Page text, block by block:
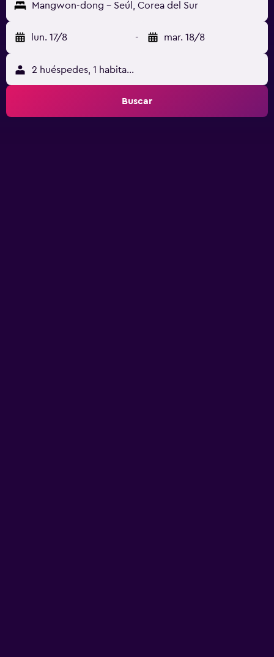
Mangwon-dong - Seúl, Corea del Sur
lun. 17/8 - mar. 18/8
2 huéspedes, 1 habitación
Buscar